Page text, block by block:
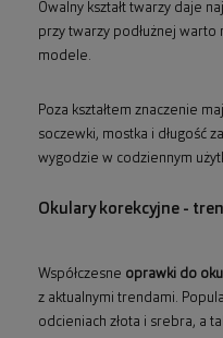
Owalny kształt twarzy daje
przy twarzy podłużnej
modele.
Poza kształtem znaczenie
soczewki, mostka i długość
wygodzie w codziennym
Okulary korekcyjne -
Współczesne oprawki do
z aktualnymi trendami.
odcieniach złota i srebra, a